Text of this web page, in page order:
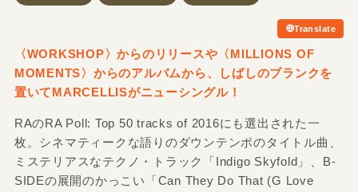
Translate
〈WORKSHOP〉からのリリースや〈MILLIONS OF
MOMENTS〉からのアルバムから、しばしのブランクを
置いてMARCELLISがニューシングル！
RAのRA Poll: Top 50 tracks of 2016にも選出された一
枚。シネマティークな語りのダウンテンポのタイトル曲、
ミステリアスなテクノ・トラック「Indigo Skyfold」、B-
SIDEの展開のかっこい「Can They Do That (G Love